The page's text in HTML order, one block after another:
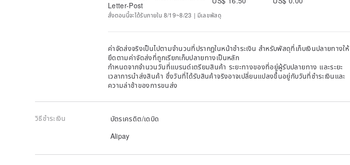
Letter-Post
สั่งตอนนี้จะได้รับภายใน 8/19~8/23 | มีเลขพัสดุ
ค่าจัดส่งจริงเป็นไปตามจำนวนที่ปรากฏในหน้าชำระเงิน สำหรับพัสดุที่เก็บเงินปลายทางให้
ยึดตามค่าจัดส่งที่ถูกเรียกเก็บปลายทางเป็นหลัก
กำหนดจากจำนวนวันที่แบรนด์เตรียมสินค้า ระยะทางของที่อยู่ผู้รับปลายทาง และระยะ
เวลาการนำส่งสินค้า ซึ่งวันที่ได้รับสินค้าจริงอาจเปลี่ยนแปลงขึ้นอยู่กับวันที่ชำระเงินและ
ความล่าช้าของการขนส่ง
วิธีชำระเงิน
บัตรเครดิต/เดบิด
Alipay